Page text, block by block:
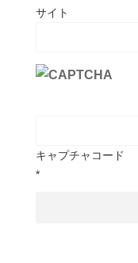
サイト
キャプチャコード
*